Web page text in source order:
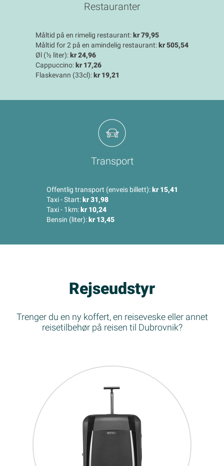
Restauranter
Måltid på en rimelig restaurant:kr 79,95
Måltid for 2 på en amindelig restaurant:kr 505,54
Øl (½ liter):kr 24,96
Cappuccino:kr 17,26
Flaskevann (33cl):kr 19,21
Transport
Offentlig transport (enveis billett):kr 15,41
Taxi - Start:kr 31,98
Taxi - 1km:kr 10,24
Bensin (liter):kr 13,45
Rejseudstyr
Trenger du en ny koffert, en reiseveske eller annet
reisetilbehør på reisen til Dubrovnik?